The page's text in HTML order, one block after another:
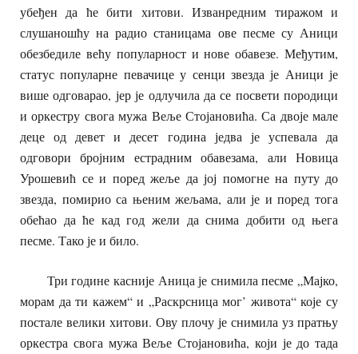
убеђен да ће бити хитови. Изванредним тиражом и
слушаношћу на радио станицама ове песме су Аници
обезбедиле већу популарност и нове обавезе. Међутим,
статус популарне певачице у сенци звезда је Аници је
више одговарао, јер је одлучила да се посвети породици
и оркестру свога мужа Веље Стојановића. Са двоје мале
деце од девет и десет година једва је успевала да
одговори бројним естрадним обавезама, али Новица
Урошевић се и поред жеље да јој помогне на путу до
звезда, помирио са њеним жељама, али је и поред тога
обећао да ће кад год жели да снима добити од њега
песме. Тако је и било.
Три године касније Аница је снимила песме „Мајко,
морам да ти кажем“ и „Раскрсница мог’ живота“ које су
постале велики хитови. Ову плочу је снимила уз пратњу
оркестра свога мужа Веље Стојановића, који је до тада